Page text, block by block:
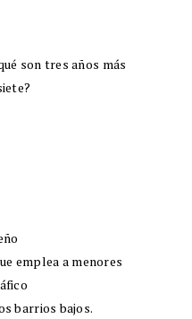
son tres años más
emplea a menores
barrios bajos.